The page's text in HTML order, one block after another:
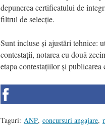
depunerea certificatului de
filtrul de selecție.
Sunt incluse și ajustări tehnice:
contestații, notarea cu două
etapa contestațiilor și
Taguri: ANP, concursuri angajare,